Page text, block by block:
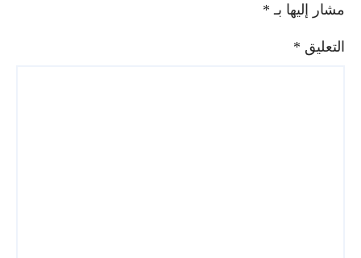
مشار إليها بـ *
التعليق*